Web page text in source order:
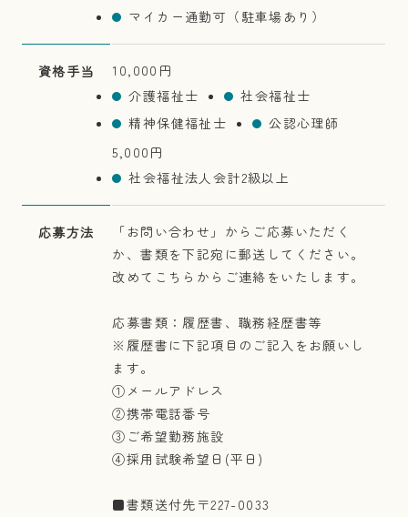
マイカー通勤可（駐車場あり）
資格手当
10,000円
介護福祉士
社会福祉士
精神保健福祉士
公認心理師
5,000円
社会福祉法人会計2級以上
応募方法
「お問い合わせ」からご応募いただく
か、書類を下記宛に郵送してください。
改めてこちらからご連絡をいたします。
応募書類：履歴書、職務経歴書等
※履歴書に下記項目のご記入をお願いし
ます。
①メールアドレス
②携帯電話番号
③ご希望勤務施設
④採用試験希望日(平日)
■書類送付先〒227-0033